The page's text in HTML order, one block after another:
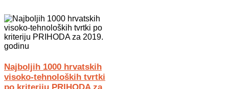
Najboljih 1000 hrvatskih
visoko-tehnoloških tvrtki